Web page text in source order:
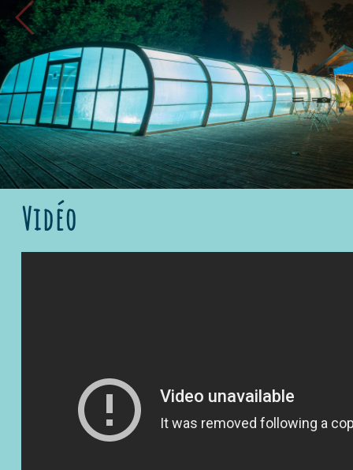
Only 237 kilometers from Paris and 140 km from Reims, the
couple or family. The lodgings are spread out in a leafy park of 3
Not to miss, close by, is the medieval town of Bar-sur-Aube
preserved vestiges of the past: charming little half-timbered
country, the Aube produces champagne, and the Riceys rosé,
discovering and sampling the best vintage
Vidéo